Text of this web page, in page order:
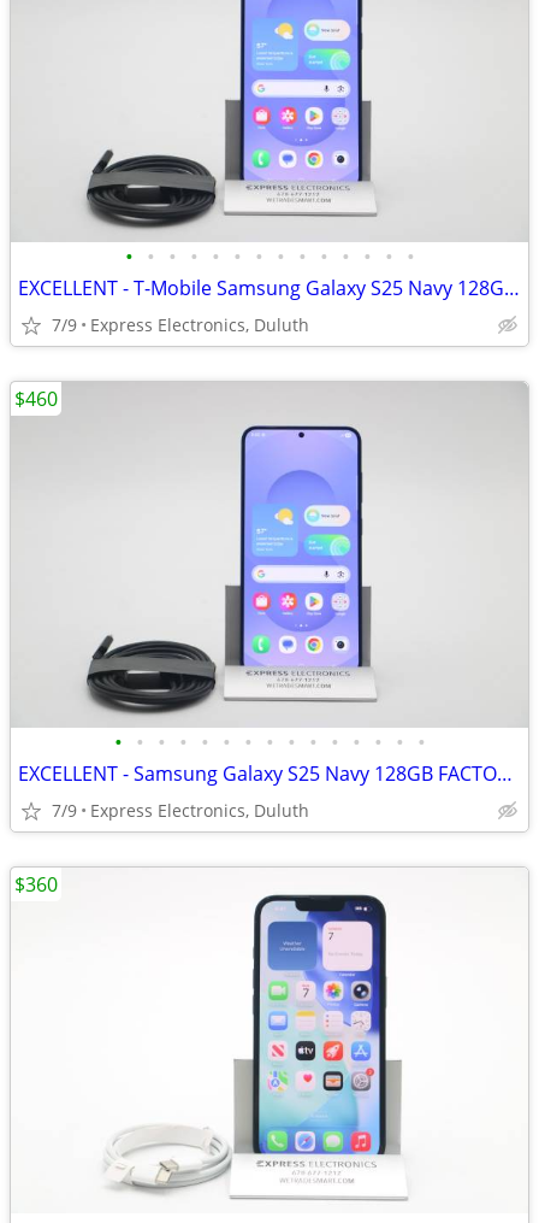
• • • • • • • • • • • • • •
EXCELLENT - T-Mobile Samsung Galaxy S25 Navy 128GB *T-Mob/Metro*
7/9 Express Electronics, Duluth
• • • • • • • • • • • • • • •
EXCELLENT - Samsung Galaxy S25 Navy 128GB FACTORY UNLOCKED *Dual-SIM*
7/9 Express Electronics, Duluth
$460
$360